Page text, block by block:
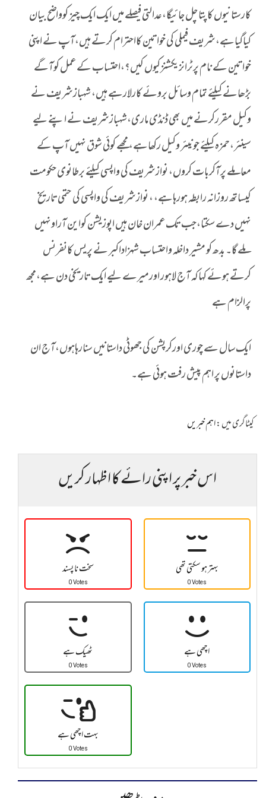
کارستانیوں کاپتا چل جائیگا،عدالتی فیصلے میں ایک ایک چیز کوواضح بیان
کیاگیاہے،شریف فیملی کی خواتین کااحترام کرتے ہیں،آپ نے اپنی
خواتین کے نام پرٹرانزیکشنزکیوں کیں؟،احتساب کے عمل کوآگے
بڑھانے کیلئے تمام وسائل بروئے کارلارہے ہیں، شہبازشریف نے
وکیل مقررکرنے میں بھی ڈنڈی ماری،شہبازشریف نے اپنے لیے
سینئر،حمزہ کیلئے جونیئر وکیل رکھاہے، مجھے کوئی شوق نہیں آپ کے
معاملے پرآکربات کروں، نوازشریف کی واپسی کیلئے برطانوی حکومت
کیساتھ روزانہ رابطہ ہورہاہے، ، نوازشریف کی واپسی کی حتمی تاریخ
نہیں دے سکتا،جب تک عمران خان ہیں اپوزیشن کواین آراونہیں
ملے گا۔ بدھ کو مشیر داخلہ واحتساب شہزاداکبر نے پریس کانفرنس
کرتے ہوئے کہاکہ آج لاہور اورمیرے لیے ایک تاریخی دن ہے،مجھ
پرالزام ہے
ایک سال سے چوری اورکرپشن کی جھوٹی داستانیں سنارہاہوں،آج ان
داستانوں پر اہم پیش رفت ہوئی ہے۔
کیٹاگری میں :اہم خبریں
اس خبر پر اپنی رائے کا اظہار کریں
سخت نا پسند
0 Votes
بہتر ہو سکتی تھی
0 Votes
ٹھیک ہے
0 Votes
اچھی ہے
0 Votes
بہت اچھی ہے
0 Votes